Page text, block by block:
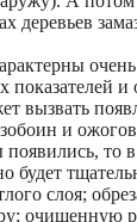
деревьев
показателей и
вызвать
и
то
будет
слоя;
очищенную